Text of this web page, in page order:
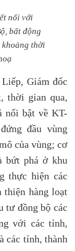
nối với
bất động
khoảng thời
Giám đốc
thời gian qua,
nổi bật về KT-
đầu vùng
của vùng; cơ
bứt phá ở khu
thực hiện các
thiện hàng loạt
tư đồng bộ các
với các tỉnh,
các tỉnh, thành